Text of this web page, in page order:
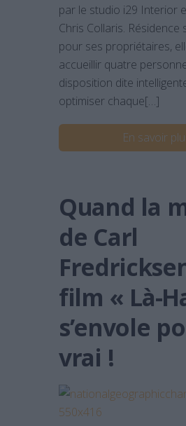
par le studio i29 Interior
Chris Collaris. Résidence
pour ses propriétaires,
accueillir quatre
disposition dite
optimiser chaque[…]
En savoir
Quand la
de Carl
film « Là-
s’envole
vrai !